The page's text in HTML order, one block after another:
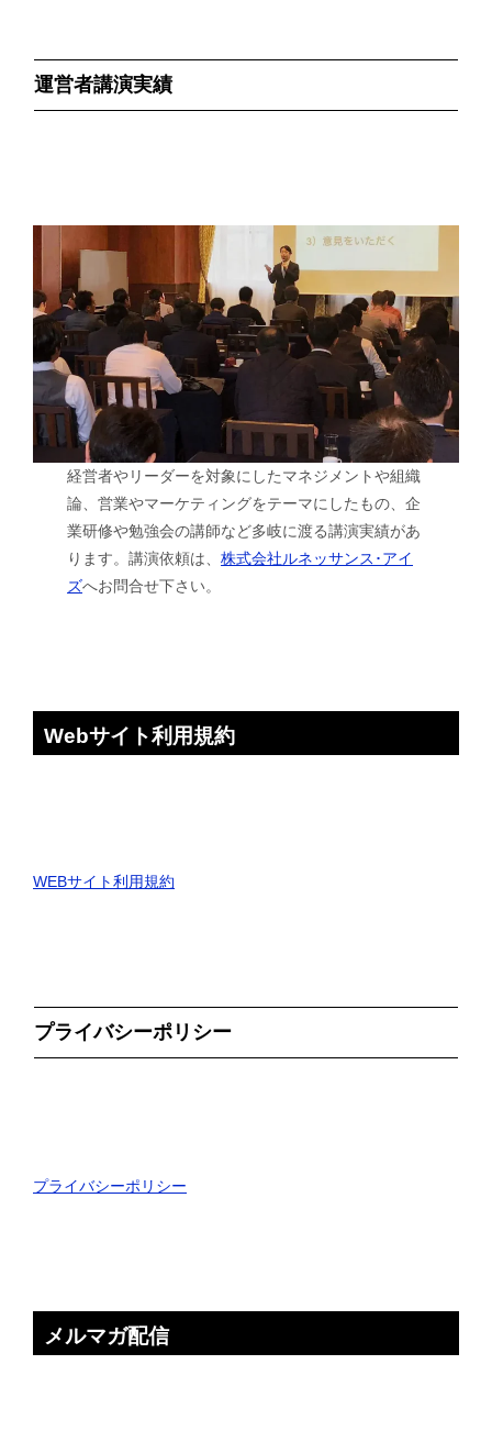
運営者講演実績
経営者やリーダーを対象にしたマネジメントや組織
論、営業やマーケティングをテーマにしたもの、企
業研修や勉強会の講師など多岐に渡る講演実績があ
ります。講演依頼は、株式会社ルネッサンス･アイ
ズへお問合せ下さい。
Webサイト利用規約
WEBサイト利用規約
プライバシーポリシー
プライバシーポリシー
メルマガ配信